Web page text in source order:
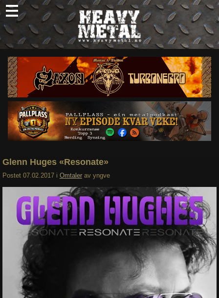
Skip
to
content
Nyheter
Omtaler
Intervjuer
Om oss
Abonner
Søk
Glenn Huges «Resonate»
Postet 07.02.2017 i Omtaler av yngve